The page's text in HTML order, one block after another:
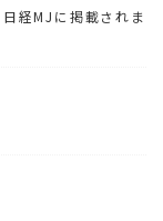
経MJに掲載されま